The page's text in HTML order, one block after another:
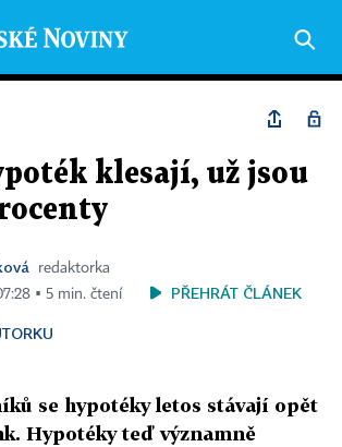
klesají, už jsou
redaktorka
▪ 5 min. čtení
PŘEHRÁT ČLÁNEK
se hypotéky letos stávají opět
Hypotéky teď významně